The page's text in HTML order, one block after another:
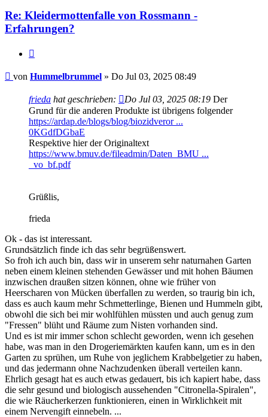
Re: Kleidermottenfalle von Rossmann -
Erfahrungen?
Beitrag
von Hummelbrummel » Do Jul 03, 2025 08:49
frieda hat geschrieben: Do Jul 03, 2025 08:19 Der
Grund für die anderen Produkte ist übrigens folgender
https://ardap.de/blogs/blog/biozidveror ...
0KGdfDGbaE
Respektive hier der Originaltext
https://www.bmuv.de/fileadmin/Daten_BMU ...
_vo_bf.pdf
Grüßlis,
frieda
Ok - das ist interessant.
Grundsätzlich finde ich das sehr begrüßenswert.
So froh ich auch bin, dass wir in unserem sehr naturnahen Garten
neben einem kleinen stehenden Gewässer und mit hohen Bäumen
inzwischen draußen sitzen können, ohne wie früher von
Heerscharen von Mücken überfallen zu werden, so traurig bin ich,
dass es auch kaum mehr Schmetterlinge, Bienen und Hummeln gibt,
obwohl die sich bei mir wohlfühlen müssten und auch genug zum
"Fressen" blüht und Räume zum Nisten vorhanden sind.
Und es ist mir immer schon schlecht geworden, wenn ich gesehen
habe, was man in den Drogeriemärkten kaufen kann, um es in den
Garten zu sprühen, um Ruhe von jeglichem Krabbelgetier zu haben,
und das jedermann ohne Nachzudenken überall verteilen kann.
Ehrlich gesagt hat es auch etwas gedauert, bis ich kapiert habe, dass
die sehr gesund und biologisch aussehenden "Citronella-Spiralen",
die wie Räucherkerzen funktionieren, einen in Wirklichkeit mit
einem Nervengift einnebeln. ...